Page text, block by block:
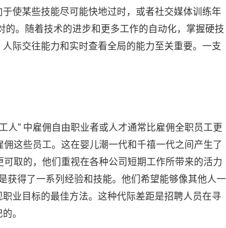
使某些技能尽可能快地过时，或者社交媒体训练年
。随着技术的进步和更多工作的自动化，掌握硬技
际交往能力和实时查看全局的能力至关重要。一支
人” 中雇佣自由职业者或人才通常比雇佣全职员工更
这些员工。这在婴儿潮一代和千禧一代之间产生了
取的，他们重视在各种公司短期工作所带来的活力
获得了一系列经验和技能。他们希望能够像其他人一
业目标的最佳方法。这种代际差距是招聘人员在寻
。